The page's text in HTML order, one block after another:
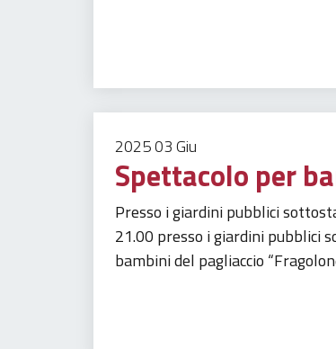
202503Giu
Spettacolo per
Presso i giardini pubblici
21.00 presso i giardini pubblici
bambini del pagliaccio